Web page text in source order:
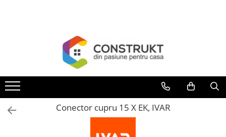
Termoseminee, seminee si sobe
Cazane pe combustibil solid
Cazane pe combustibil gazos/lichid
Conector cupru 15 X EK, IVAR